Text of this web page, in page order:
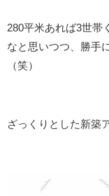
280平米あれば3世帯
なと思いつつ、勝手
（笑）
ざっくりとした新築